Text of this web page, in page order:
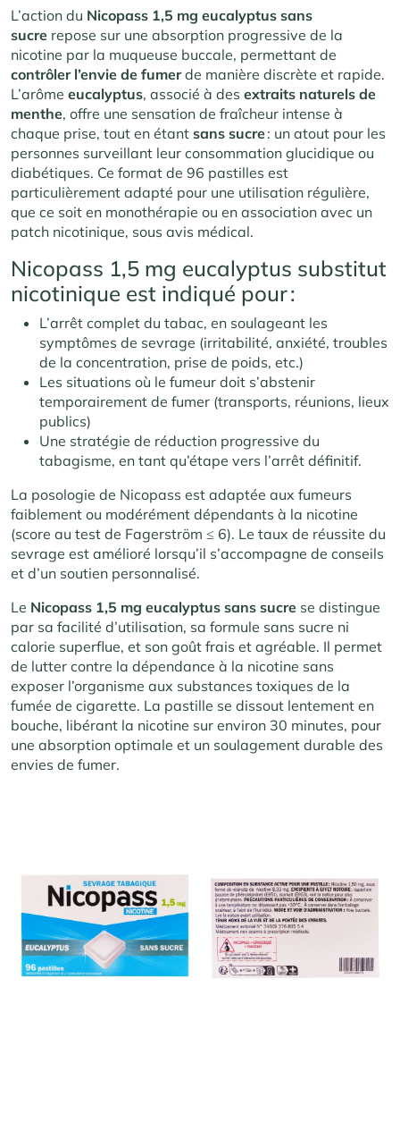
L’action du Nicopass 1,5 mg eucalyptus sans
sucre repose sur une absorption progressive de la
nicotine par la muqueuse buccale, permettant de
contrôler l’envie de fumerde manière discrète et rapide.
L’arôme eucalyptus, associé à des extraits naturels de
menthe, offre une sensation de fraîcheur intense à
chaque prise, tout en étant sans sucre: un atout pour les
personnes surveillant leur consommation glucidique ou
diabétiques. Ce format de 96 pastilles est
particulièrement adapté pour une utilisation régulière,
que ce soit en monothérapie ou en association avec un
patch nicotinique, sous avis médical.
Nicopass 1,5 mg eucalyptus substitut
nicotinique est indiqué pour :
L’arrêt complet du tabac, en soulageant les
symptômes de sevrage (irritabilité, anxiété, troubles
de la concentration, prise de poids, etc.)
Les situations où le fumeur doit s’abstenir
temporairement de fumer (transports, réunions, lieux
publics)
Une stratégie de réduction progressive du
tabagisme, en tant qu’étape vers l’arrêt définitif.
La posologie de Nicopass est adaptée aux fumeurs
faiblement ou modérément dépendants à la nicotine
(score au test de Fagerström ≤ 6). Le taux de réussite du
sevrage est amélioré lorsqu’il s’accompagne de conseils
et d’un soutien personnalisé.
Le Nicopass 1,5 mg eucalyptus sans sucre se distingue
par sa facilité d’utilisation, sa formule sans sucre ni
calorie superflue, et son goût frais et agréable. Il permet
de lutter contre la dépendance à la nicotine sans
exposer l’organisme aux substances toxiques de la
fumée de cigarette. La pastille se dissout lentement en
bouche, libérant la nicotine sur environ 30 minutes, pour
une absorption optimale et un soulagement durable des
envies de fumer.